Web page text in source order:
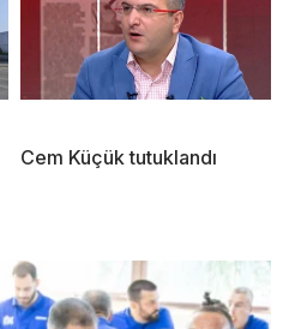
Cem Küçük tutuklandı